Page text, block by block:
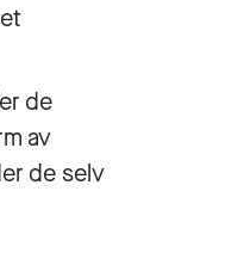
de
av
de selv